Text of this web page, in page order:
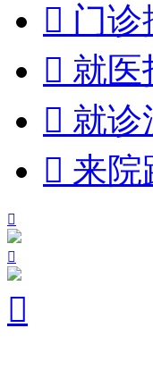
 门诊
 就医
 就诊
 来院


